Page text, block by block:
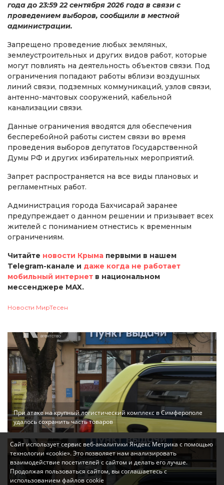
года до 23:59 22 сентября 2026 года в связи с
проведением выборов, сообщили в местной
администрации.
Запрещено проведение любых земляных,
землеустроительных и других видов работ, которые
могут повлиять на деятельность объектов связи. Под
ограничения попадают работы вблизи воздушных
линий связи, подземных коммуникаций, узлов связи,
антенно-мачтовых сооружений, кабельной
канализации связи.
Данные ограничения вводятся для обеспечения
бесперебойной работы систем связи во время
проведения выборов депутатов Государственной
Думы РФ и других избирательных мероприятий.
Запрет распространяется на все виды плановых и
регламентных работ.
Администрация города Бахчисарай заранее
предупреждает о данном решении и призывает всех
жителей с пониманием отнестись к временным
ограничениям.
Читайте новости Крыма первыми в нашем
Telegram-канале и даже когда не работает
мобильный интернет в национальном
мессенджере MAX.
Новости МирТесен
При атаке на крупный логистический комплекс в Симферополе
удалось сохранить часть товаров
Сайт использует сервис веб-аналитики Яндекс Метрика с помощью
технологии «cookie». Это позволяет нам анализировать
взаимодействие посетителей с сайтом и делать его лучше.
Продолжая пользоваться сайтом, вы соглашаетесь с
использованием файлов cookie